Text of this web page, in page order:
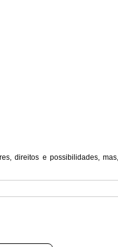
direitos e possibilidades,